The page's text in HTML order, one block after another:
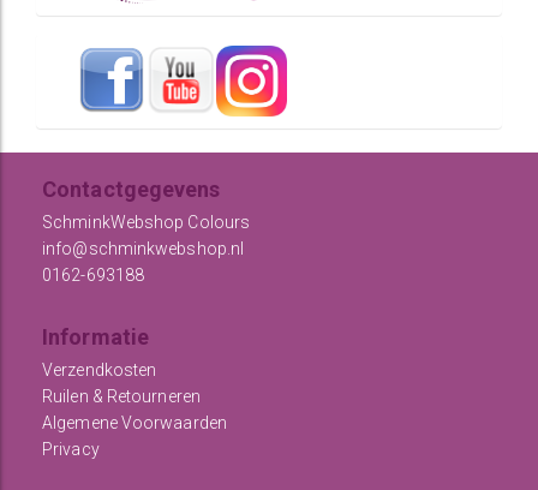
Contactgegevens
SchminkWebshop Colours
info@schminkwebshop.nl
0162-693188
Informatie
Verzendkosten
Ruilen & Retourneren
Algemene Voorwaarden
Privacy